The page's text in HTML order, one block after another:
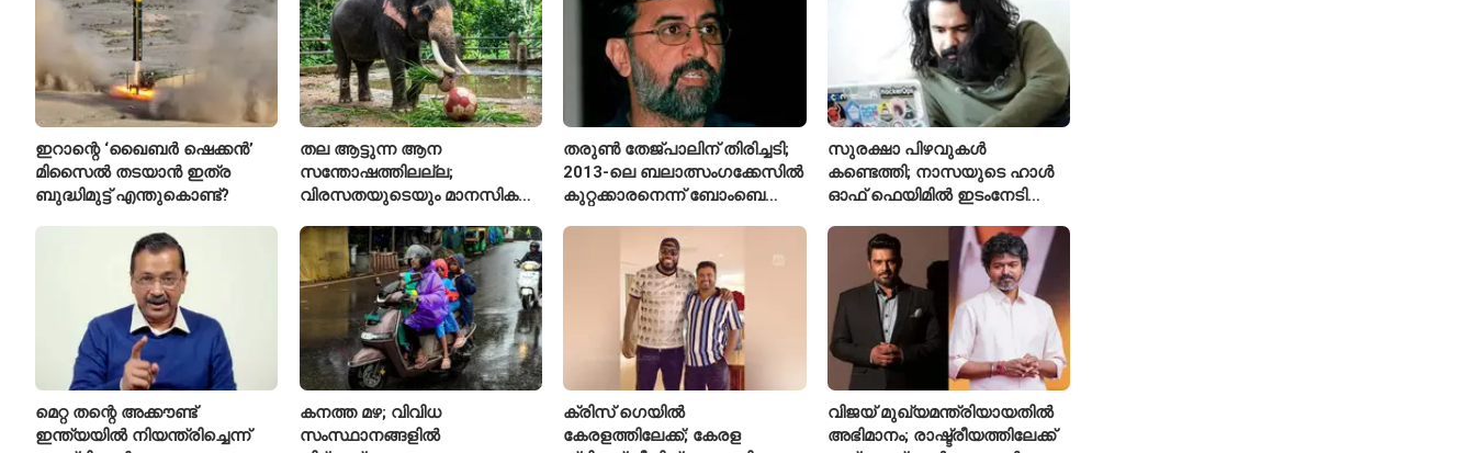
ഇറാന്റെ ‘ഖൈബർ ഷെക്കൻ’
മിസൈൽ തടയാൻ ഇത്ര
ബുദ്ധിമുട്ട് എന്തുകൊണ്ട്?
തല ആട്ടുന്ന ആന
സന്തോഷത്തിലല്ല;
വിരസതയുടെയും മാനസിക
ലക്ഷണമെന്ന് വിദഗ്ധർ
തരുൺ തേജ്പാലിന് തിരിച്ചടി;
2013-ലെ ബലാത്സംഗക്കേസിൽ
കുറ്റക്കാരനെന്ന് ബോംബെ
സുരക്ഷാ പിഴവുകൾ
കണ്ടെത്തി; നാസയുടെ ഹാൾ
ഓഫ് ഫെയിമിൽ ഇടംനേടി
മെറ്റ തന്റെ അക്കൗണ്ട്
ഇന്ത്യയിൽ നിയന്ത്രിച്ചെന്ന്
കനത്ത മഴ; വിവിധ
സംസ്ഥാനങ്ങളിൽ
ക്രിസ് ഗെയിൽ
കേരളത്തിലേക്ക്; കേരള
വിജയ് മുഖ്യമന്ത്രിയായതിൽ
അഭിമാനം; രാഷ്ട്രീയത്തിലേക്ക്